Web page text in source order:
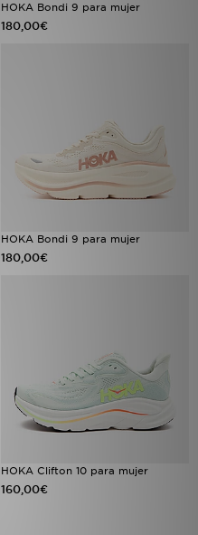
HOKA Bondi 9 para mujer
180,00€
HOKA Bondi 9 para mujer
180,00€
HOKA Clifton 10 para mujer
160,00€